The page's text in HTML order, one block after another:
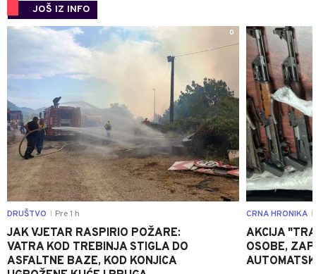
JOŠ IZ INFO
0
DRUŠTVO Pre 1 h
JAK VJETAR RASPIRIO POŽARE:
VATRA KOD TREBINJA STIGLA DO
ASFALTNE BAZE, KOD KONJICA
CRNA HRONIKA
AKCIJA
OSOBE,